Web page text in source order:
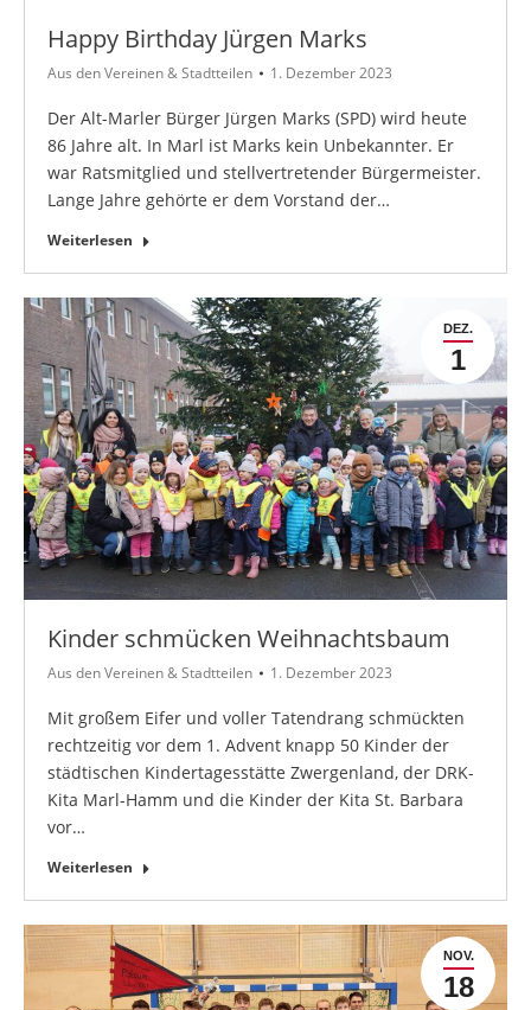
Happy Birthday Jürgen Marks
Aus den Vereinen & Stadtteilen 1. Dezember 2023
Der Alt-Marler Bürger Jürgen Marks (SPD) wird heute
86 Jahre alt. In Marl ist Marks kein Unbekannter. Er
war Ratsmitglied und stellvertretender Bürgermeister.
Lange Jahre gehörte er dem Vorstand der…
Weiterlesen
DEZ.
1
Kinder schmücken Weihnachtsbaum
Aus den Vereinen & Stadtteilen 1. Dezember 2023
Mit großem Eifer und voller Tatendrang schmückten
rechtzeitig vor dem 1. Advent knapp 50 Kinder der
städtischen Kindertagesstätte Zwergenland, der DRK-
Kita Marl-Hamm und die Kinder der Kita St. Barbara
vor…
Weiterlesen
NOV.
18